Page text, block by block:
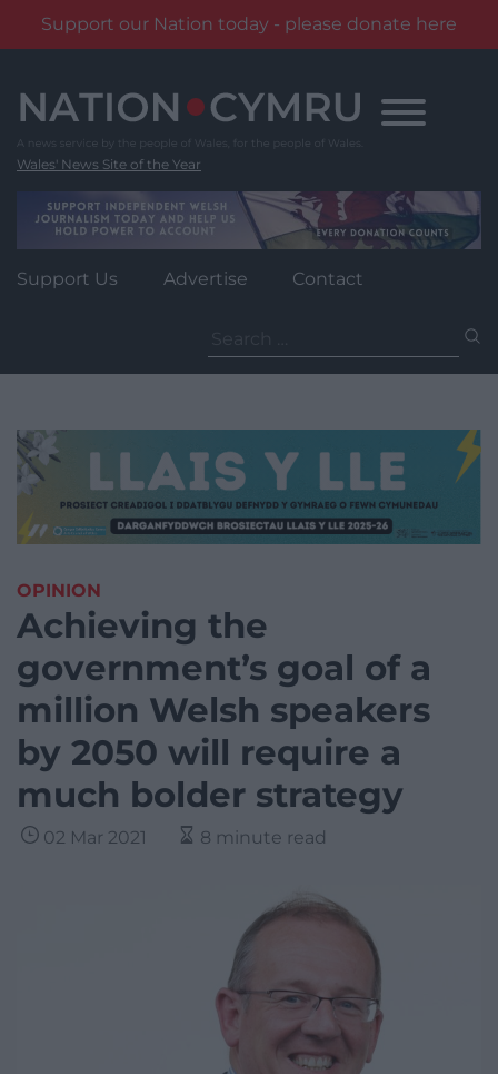
Support our Nation today - please donate here
content
Wales' News Site of the Year
Support Us Advertise Contact
for:
OPINION
Achieving the
government’s goal of a
million Welsh speakers
by 2050 will require a
much bolder strategy
02 Mar 2021 8 minute read